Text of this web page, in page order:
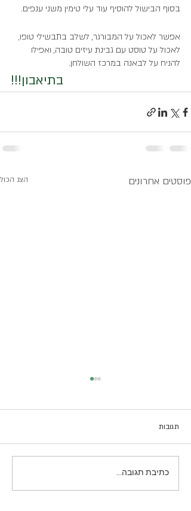
בסוף הבישול להוסיף עוד עלי טימין משני ענפים.
אפשר לאכול על המבורגר, לשלב בתבשילי טופו,
לאכול על טוסט עם גבינת עיזים טובה, ואפילו
להניח על לבאנה במרכז השולחן.
בתיאבון!!!
פוסטים אחרונים הצג הכול
תגובות
כתיבת תגובה...